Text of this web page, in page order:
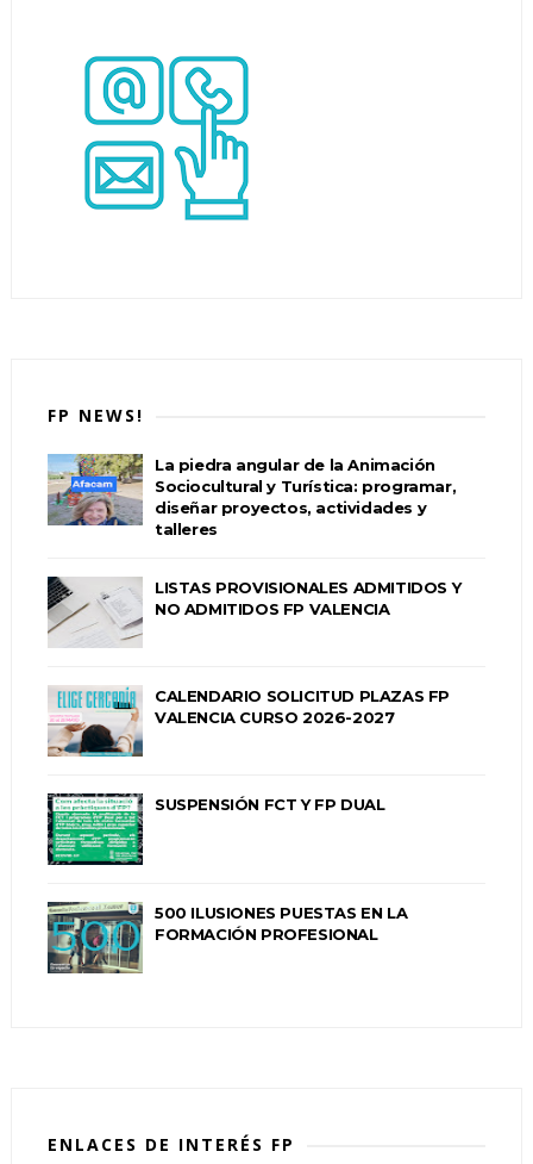
FP NEWS!
La piedra angular de la Animación
Sociocultural y Turística: programar,
diseñar proyectos, actividades y
talleres
LISTAS PROVISIONALES ADMITIDOS Y
NO ADMITIDOS FP VALENCIA
CALENDARIO SOLICITUD PLAZAS FP
VALENCIA CURSO 2026-2027
SUSPENSIÓN FCT Y FP DUAL
500 ILUSIONES PUESTAS EN LA
FORMACIÓN PROFESIONAL
ENLACES DE INTERÉS FP